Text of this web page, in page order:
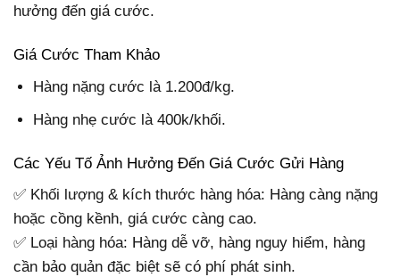
hưởng đến giá cước.
Giá Cước Tham Khảo
Hàng nặng cước là 1.200đ/kg.
Hàng nhẹ cước là 400k/khối.
Các Yếu Tố Ảnh Hưởng Đến Giá Cước Gửi Hàng
✅ Khối lượng & kích thước hàng hóa: Hàng càng nặng
hoặc cồng kềnh, giá cước càng cao.
✅ Loại hàng hóa: Hàng dễ vỡ, hàng nguy hiểm, hàng
cần bảo quản đặc biệt sẽ có phí phát sinh.